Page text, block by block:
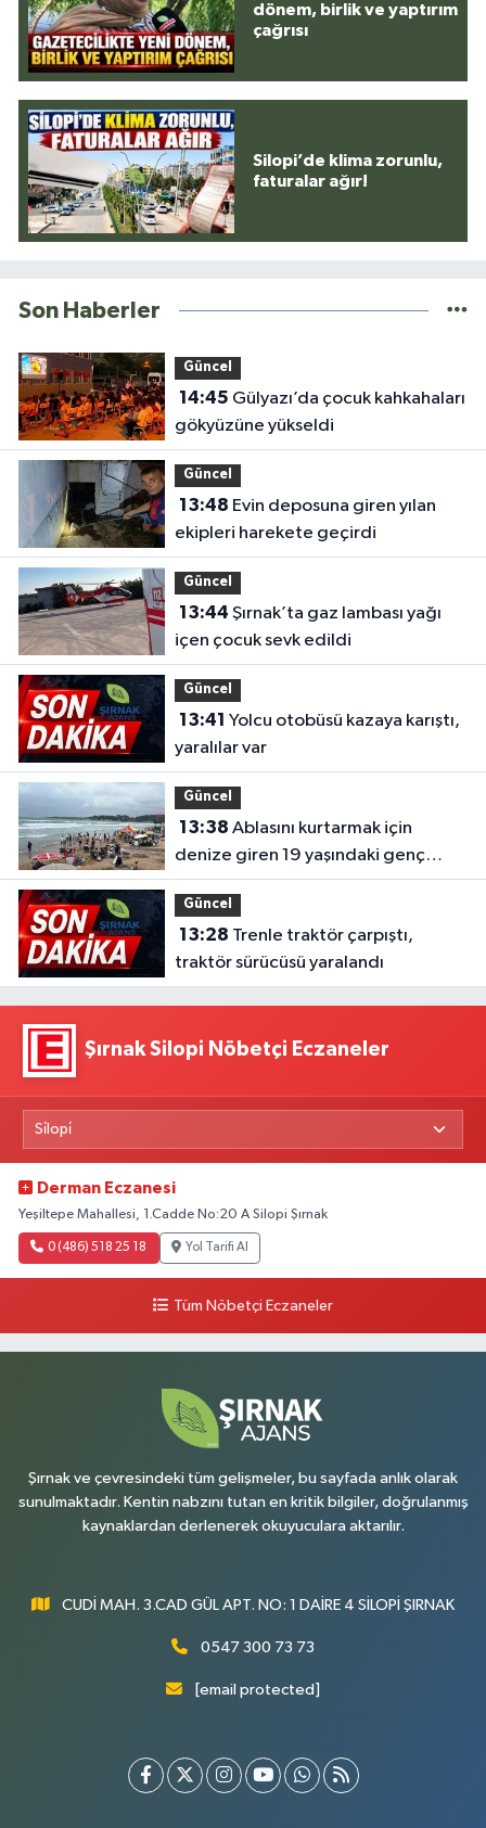
dönem, birlik ve yaptırım
çağrısı
Silopi’de klima zorunlu,
faturalar ağır!
Son Haberler
Güncel
14:45
gökyüzüne yükseldi
Güncel
13:48
ekipleri harekete geçirdi
Güncel
13:44
içen çocuk sevk edildi
Güncel
13:41
yaralılar var
Güncel
13:38
denize giren 19 yaşındaki genç
hayatını kaybetti
Güncel
13:28
traktör sürücüsü yaralandı
Şırnak Silopi Nöbetçi Eczaneler
Derman Eczanesi
Yeşiltepe Mahallesi, 1.Cadde No:20 A Silopi Şırnak
0 (486) 518 25 18 Yol Tarifi Al
Tüm Nöbetçi Eczaneler
Şırnak ve çevresindeki tüm gelişmeler, bu sayfada anlık olarak
sunulmaktadır. Kentin nabzını tutan en kritik bilgiler, doğrulanmış
kaynaklardan derlenerek okuyuculara aktarılır.
CUDİ MAH. 3.CAD GÜL APT. NO: 1 DAİRE 4 SİLOPİ ŞIRNAK
0547 300 73 73
[email protected]